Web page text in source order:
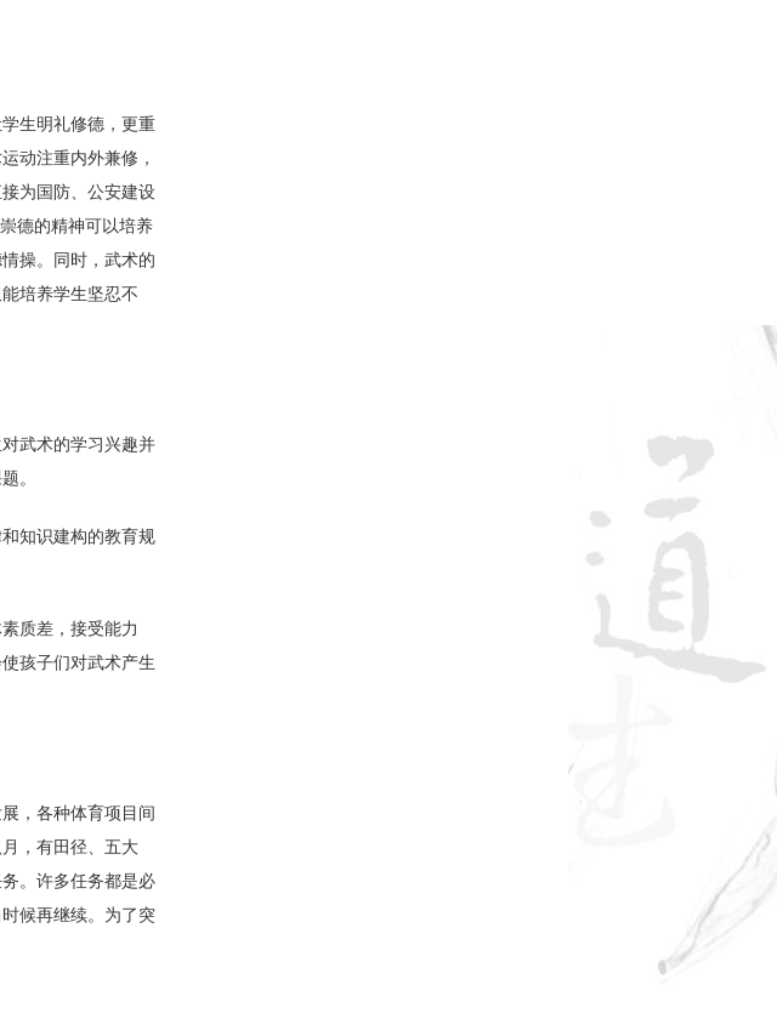
生明礼修德，更重
动注重内外兼修，
为国防、公安建设
德的精神可以培养
操。同时，武术的
培养学生坚忍不
武术的学习兴趣并
。
知识建构的教育规
质差，接受能力
孩子们对武术产生
，各种体育项目间
，有田径、五大
。许多任务都是必
候再继续。为了突